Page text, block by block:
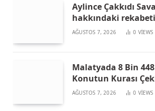
Aylince Çakkıdı
hakkındaki
AĞUSTOS 7, 2026 0 VIEWS
Malatyada 8 Bin
Konutun Kurası
AĞUSTOS 7, 2026 0 VIEWS